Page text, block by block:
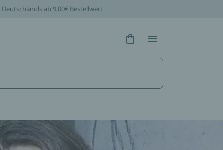
ab 9,00€ Bestellwert
Hidden Text
Hidden Text